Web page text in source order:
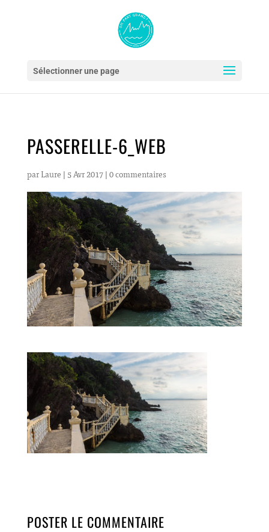
Sélectionner une page
PASSERELLE-6_WEB
par Laure | 5 Avr 2017| 0 commentaires
POSTER LE COMMENTAIRE